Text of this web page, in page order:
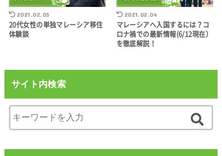
2021.02.05
20代女性の単独マレーシア移住
体験談
2021.02.04
マレーシアへ入国するには？コ
ロナ禍での最新情報(6/12現在）
を徹底解説！
サイト内検索